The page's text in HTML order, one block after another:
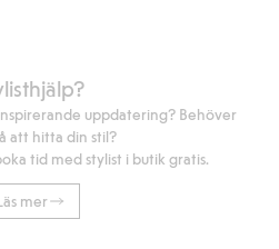
uppdatering? Behöver
att hitta din stil?
tid med stylist i butik gratis.
mer